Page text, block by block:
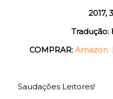
2017,
Tradução:
COMPRAR: Amazon
Saudações Leitores!